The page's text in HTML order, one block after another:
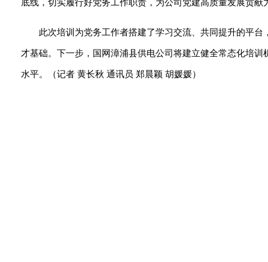
底线，切实履行好党务工作职责，为公司党建高质量发展贡献
此次培训为党务工作者搭建了学习交流、共同提升的平
才基础。下一步，国网漳浦县供电公司将建立健全常态化培
水平。（记者 黄长秋 通讯员 郑晨颖 胡媛媛）